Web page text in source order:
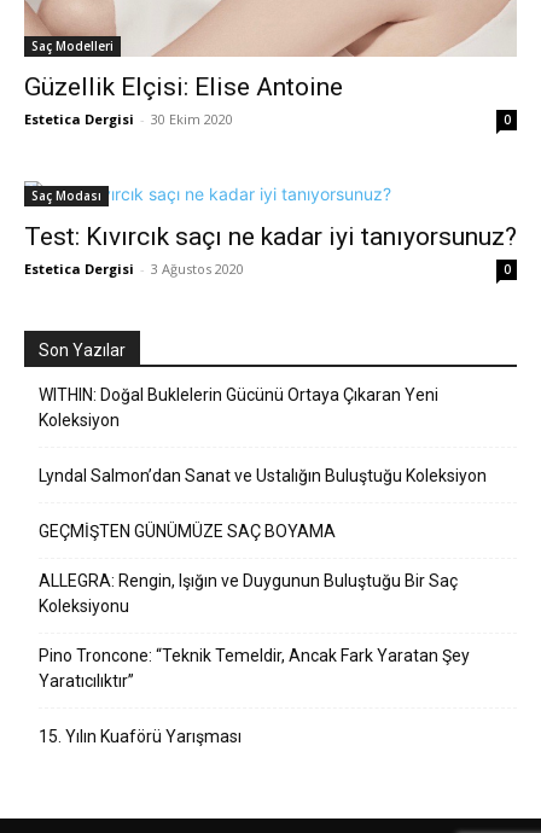
Saç Modelleri
Güzellik Elçisi: Elise Antoine
Estetica Dergisi - 30 Ekim 2020 0
Saç Modası
Test: Kıvırcık saçı ne kadar iyi tanıyorsunuz?
Estetica Dergisi - 3 Ağustos 2020 0
Son Yazılar
WITHIN: Doğal Buklelerin Gücünü Ortaya Çıkaran Yeni
Koleksiyon
Lyndal Salmon’dan Sanat ve Ustalığın Buluştuğu Koleksiyon
GEÇMİŞTEN GÜNÜMÜZE SAÇ BOYAMA
ALLEGRA: Rengin, Işığın ve Duygunun Buluştuğu Bir Saç
Koleksiyonu
Pino Troncone: “Teknik Temeldir, Ancak Fark Yaratan Şey
Yaratıcılıktır”
15. Yılın Kuaförü Yarışması